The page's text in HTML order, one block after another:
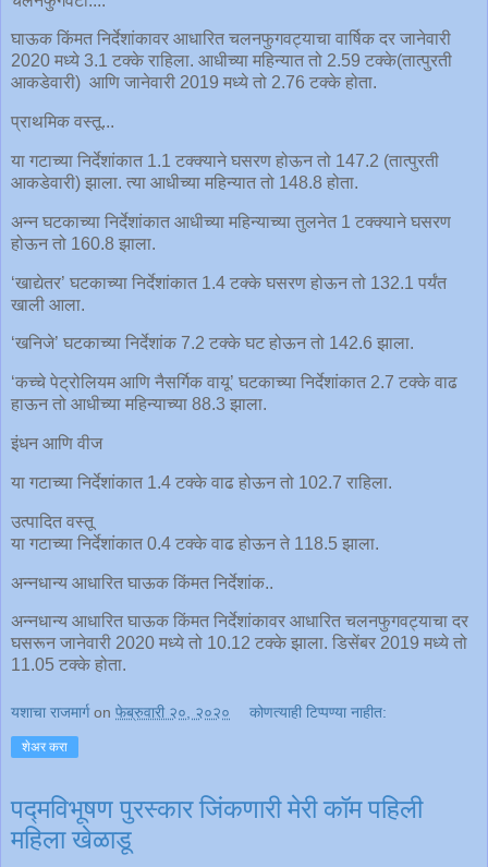
घाऊक किंमत निर्देशांकावर आधारित चलनफुगवट्याचा वार्षिक दर जानेवारी
2020 मध्ये 3.1 टक्के राहिला. आधीच्या महिन्यात तो 2.59 टक्के(तात्पुरती
आकडेवारी) आणि जानेवारी 2019 मध्ये तो 2.76 टक्के होता.
प्राथमिक वस्तू...
या गटाच्या निर्देशांकात 1.1 टक्क्याने घसरण होऊन तो 147.2 (तात्पुरती
आकडेवारी) झाला. त्या आधीच्या महिन्यात तो 148.8 होता.
अन्न घटकाच्या निर्देशांकात आधीच्या महिन्याच्या तुलनेत 1 टक्क्याने घसरण
होऊन तो 160.8 झाला.
‘खाद्येतर’ घटकाच्या निर्देशांकात 1.4 टक्के घसरण होऊन तो 132.1 पर्यंत
खाली आला.
‘खनिजे’ घटकाच्या निर्देशांक 7.2 टक्के घट होऊन तो 142.6 झाला.
‘कच्चे पेट्रोलियम आणि नैसर्गिक वायू’ घटकाच्या निर्देशांकात 2.7 टक्के वाढ
हाऊन तो आधीच्या महिन्याच्या 88.3 झाला.
इंधन आणि वीज
या गटाच्या निर्देशांकात 1.4 टक्के वाढ होऊन तो 102.7 राहिला.
उत्पादित वस्तू
या गटाच्या निर्देशांकात 0.4 टक्के वाढ होऊन ते 118.5 झाला.
अन्नधान्य आधारित घाऊक किंमत निर्देशांक..
अन्नधान्य आधारित घाऊक किंमत निर्देशांकावर आधारित चलनफुगवट्याचा दर
घसरून जानेवारी 2020 मध्ये तो 10.12 टक्के झाला. डिसेंबर 2019 मध्ये तो
11.05 टक्के होता.
यशाचा राजमार्ग on फेब्रुवारी २०, २०२० कोणत्याही टिप्पण्‍या नाहीत:
शेअर करा
पद्मविभूषण पुरस्कार जिंकणारी मेरी कॉम पहिली
महिला खेळाडू